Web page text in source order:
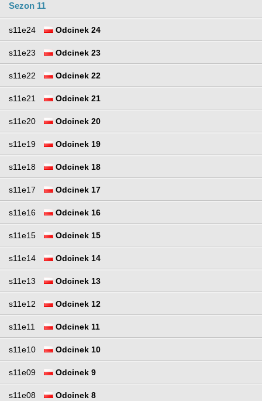
Sezon 11
s11e24 Odcinek 24
s11e23 Odcinek 23
s11e22 Odcinek 22
s11e21 Odcinek 21
s11e20 Odcinek 20
s11e19 Odcinek 19
s11e18 Odcinek 18
s11e17 Odcinek 17
s11e16 Odcinek 16
s11e15 Odcinek 15
s11e14 Odcinek 14
s11e13 Odcinek 13
s11e12 Odcinek 12
s11e11 Odcinek 11
s11e10 Odcinek 10
s11e09 Odcinek 9
s11e08 Odcinek 8